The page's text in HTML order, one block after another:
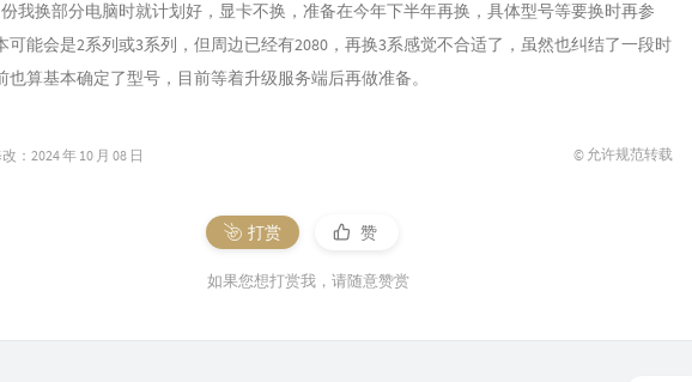
我换部分电脑时就计划好，显卡不换，准备在今年下半年再换，具体型号等要换时再参
可能会是2系列或3系列，但周边已经有2080，再换3系感觉不合适了，虽然也纠结了一段时
也算基本确定了型号，目前等着升级服务端后再做准备。
：2024 年 10 月 08 日 © 允许规范转载
打赏 赞
如果您想打赏我，请随意赞赏